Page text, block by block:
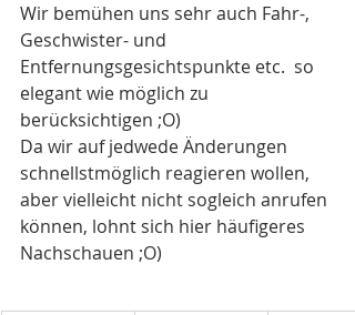
Wir bemühen uns sehr auch Fahr-,
Geschwister- und
Entfernungsgesichtspunkte etc.  so
elegant wie möglich zu
berücksichtigen ;O)
Da wir auf jedwede Änderungen
schnellstmöglich reagieren wollen,
aber vielleicht nicht sogleich anrufen
können, lohnt sich hier häufigeres
Nachschauen ;O)